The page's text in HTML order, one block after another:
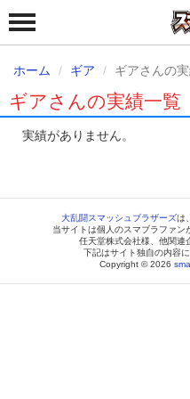
ホーム ギア ギアさんの
ギアさんの実績一覧
実績がありません。
大乱闘スマッシュブラザーズは
当サイトは個人のスマブラファン
任天堂株式会社様、他関連
下記はサイト独自の内容
Copyright © 2026